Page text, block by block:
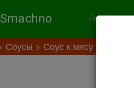
Smachno
Соусы Соус к мясу